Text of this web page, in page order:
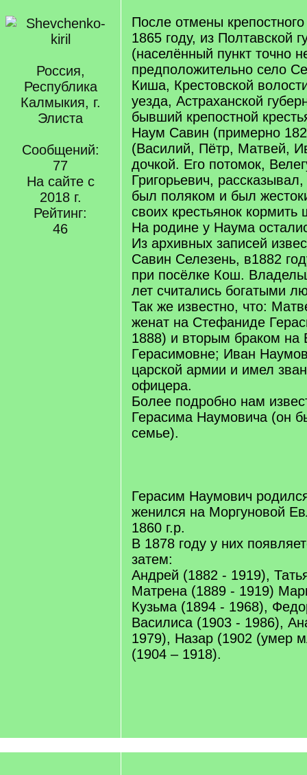
Россия,
Республика
Калмыкия, г.
Элиста
Сообщений:
77
На сайте с
2018 г.
Рейтинг:
46
После отмены
1865 году, из Полтавской
(населённый пункт точно
предположительно село
Киша, Крестовской
уезда, Астраханской
бывший крепостной
Наум Савин (примерно
(Василий, Пётр, Матвей,
дочкой. Его потомок,
Григорьевич,
был поляком и был
своих крестьянок
На родине у Наума
Из архивных записей
Савин Селезень, в1882
при посёлке Кош.
лет считались богатыми
Так же известно, что:
женат на Стефаниде
1888) и вторым браком на
Герасимовне; Иван
царской армии и имел
офицера.
Более подробно нам
Герасима Наумовича (он
семье).
Герасим Наумович
женился на Моргуновой
1860 г.р.
В 1878 году у них
затем:
Андрей (1882 - 1919),
Матрена (1889 - 1919)
Кузьма (1894 - 1968),
Василиса (1903 - 1986),
1979), Назар (1902 (умер
(1904 – 1918).